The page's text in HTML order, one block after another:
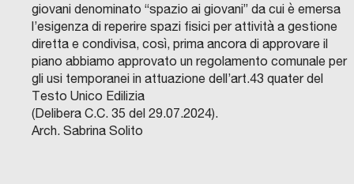
giovani denominato “spazio ai giovani” da cui è emersa
l’esigenza di reperire spazi fisici per attività a gestione
diretta e condivisa, così, prima ancora di approvare il
piano abbiamo approvato un regolamento comunale per
gli usi temporanei in attuazione dell’art.43 quater del
Testo Unico Edilizia
(Delibera C.C. 35 del 29.07.2024).
Arch. Sabrina Solito